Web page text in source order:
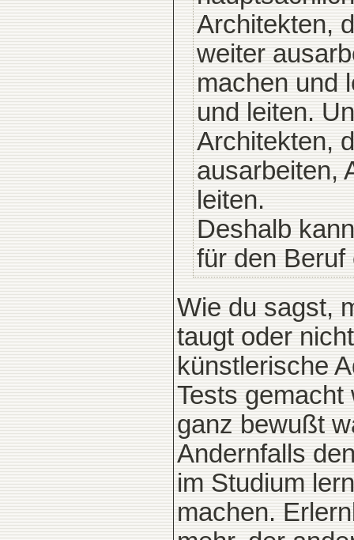
Architekten,
weiter
machen und
und leiten.
Architekten,
ausarbeiten,
leiten.
Deshalb
für den
Wie du sagst,
taugt oder
künstlerische
Tests
ganz bewußt
Andernfalls
im Studium
machen.